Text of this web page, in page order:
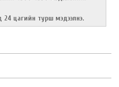
24 цагийн турш мэдээлнэ.